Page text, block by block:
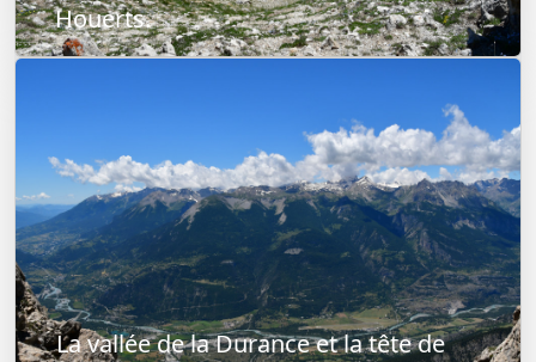
Houerts.
La vallée de la Durance et la tête de